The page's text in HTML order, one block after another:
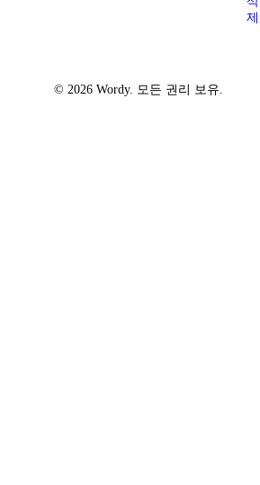
제
© 2026 Wordy. 모든 권리 보유.